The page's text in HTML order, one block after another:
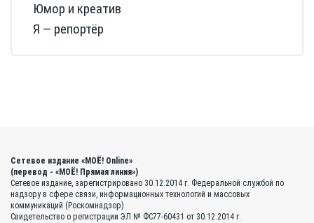
Юмор и креатив
Я — репортёр
Сетевое издание «МОЁ! Online»
(перевод - «МОЁ! Прямая линия»)
Сетевое издание, зарегистрировано 30.12.2014 г. Федеральной службой по
надзору в сфере связи, информационных технологий и массовых
коммуникаций (Роскомнадзор)
Свидетельство о регистрации ЭЛ № ФС77-60431 от 30.12.2014 г.